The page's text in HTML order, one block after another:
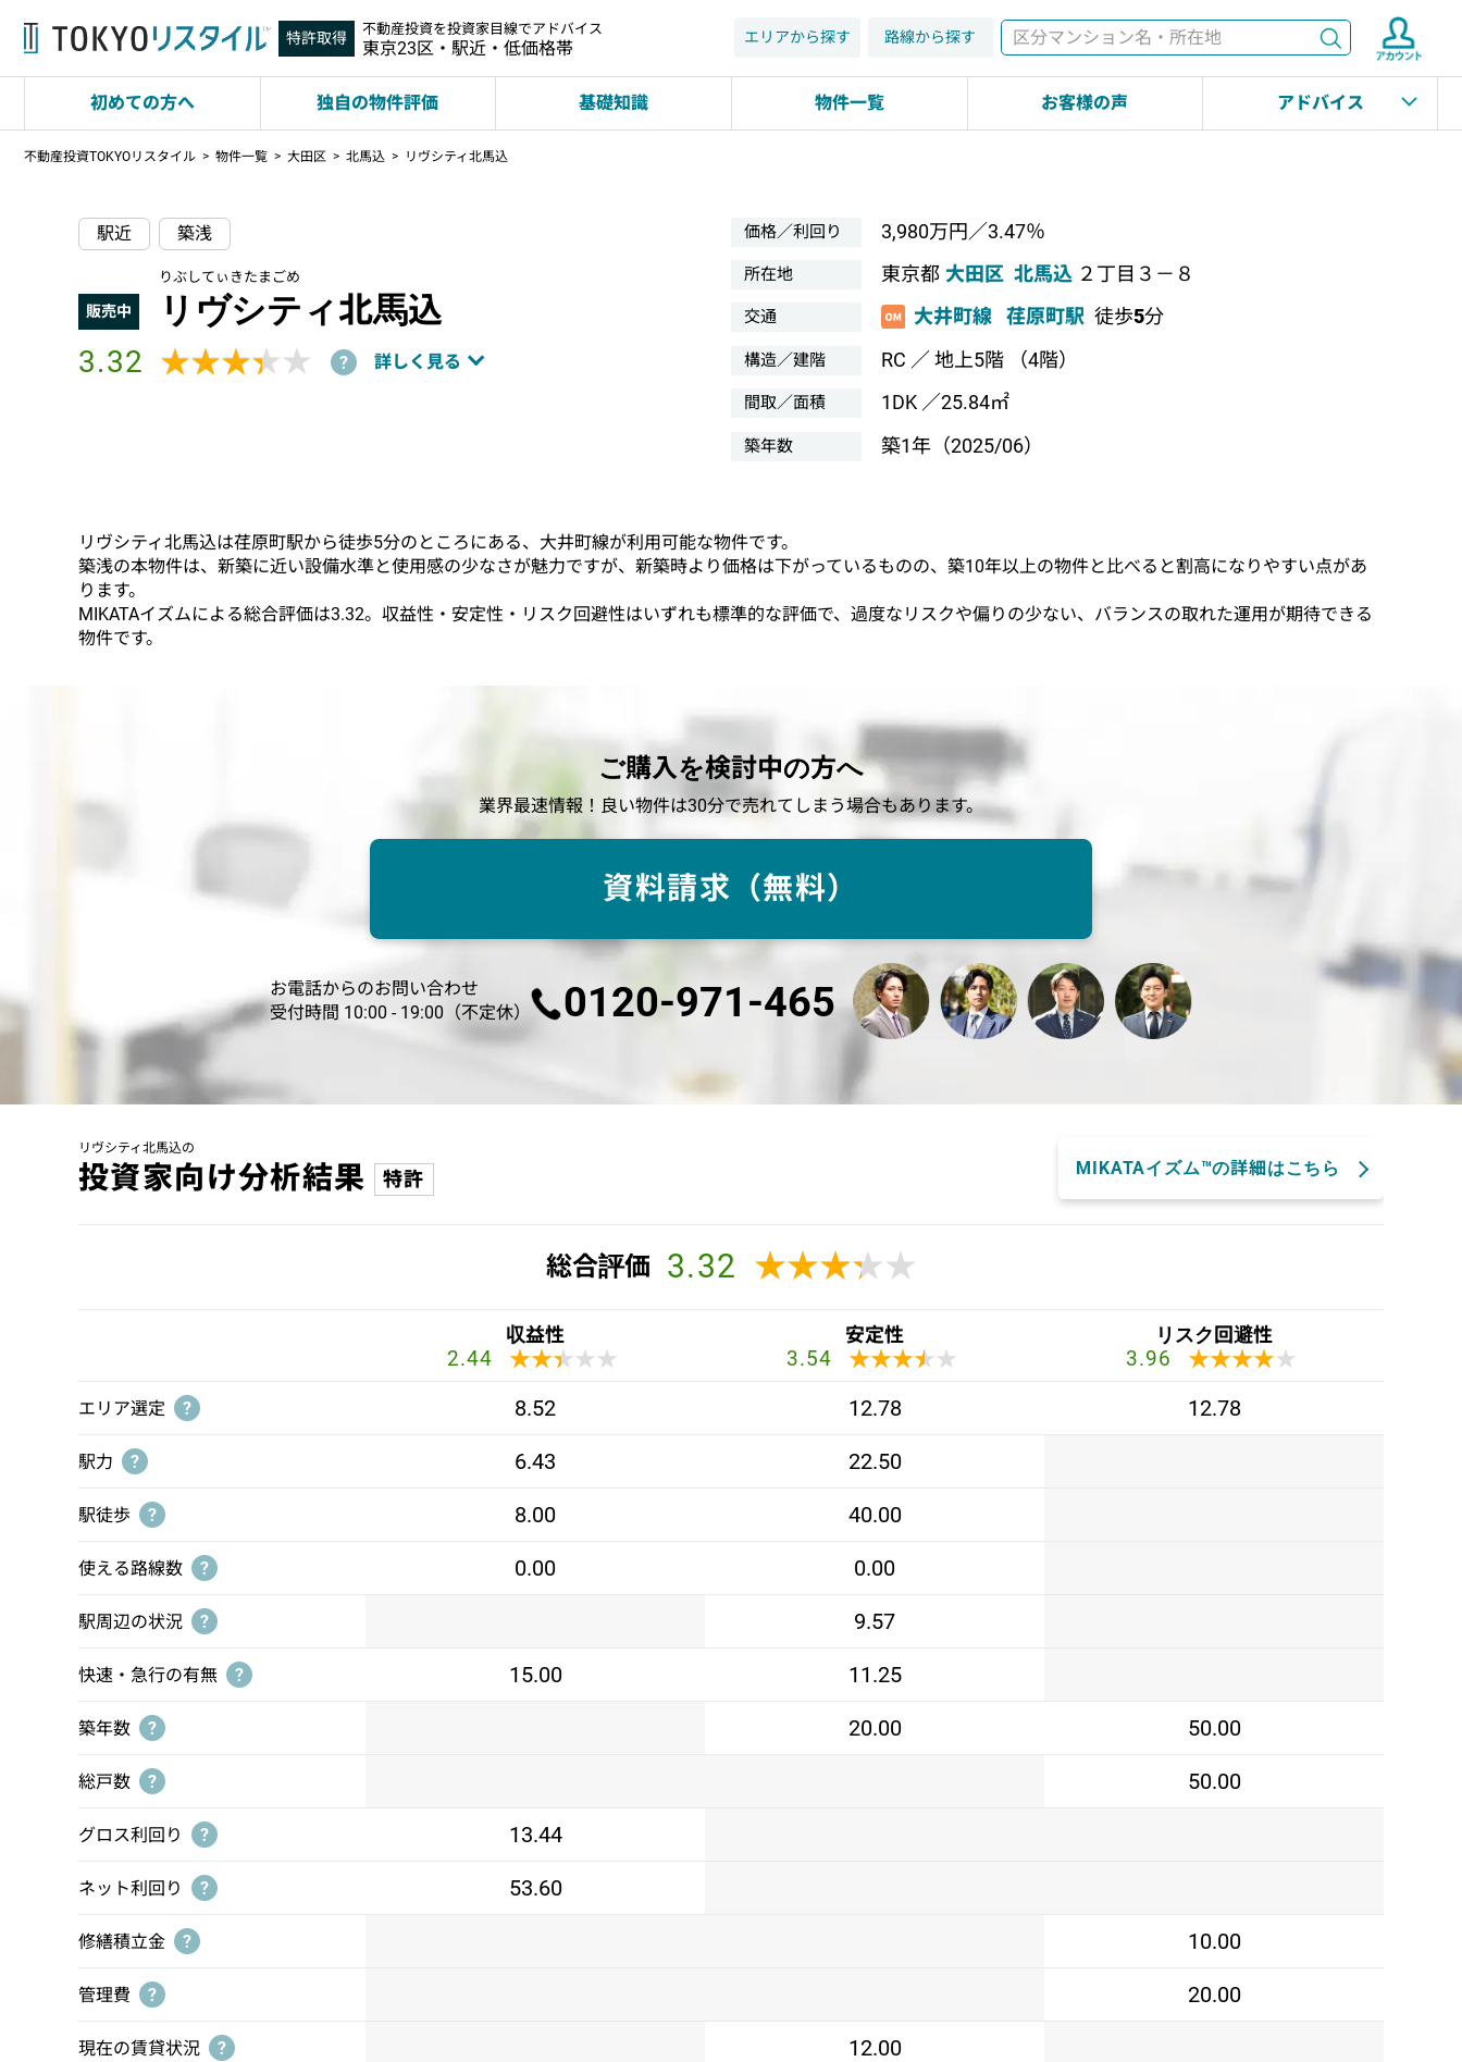
特許取得 不動産投資を投資家目線でアドバイス
東京23区・駅近・低価格帯
検索
エリアから探す 路線から探す
初めての方へ 独自の物件評価 基礎知識 物件一覧 お客様の声 アドバイス
不動産投資TOKYOリスタイル 物件一覧 大田区 北馬込 リヴシティ北馬込
駅近 築浅
販売中
りぶしてぃきたまごめ
リヴシティ北馬込
3.32 ★★★★★
★★★★★ ? 詳しく見る
価格／利回り 3,980万円／3.47％
所在地 東京都 大田区 北馬込 ２丁目３－８
交通 大井町線 荏原町駅 徒歩5分
構造／建階 RC ／ 地上5階 （4階）
間取／面積 1DK ／25.84㎡
築年数 築1年（2025/06）
リヴシティ北馬込は荏原町駅から徒歩5分のところにある、大井町線が利用可能な物件です。
築浅の本物件は、新築に近い設備水準と使用感の少なさが魅力ですが、新築時より価格は下がっているものの、築10年以上の物件と比べると割高になりやすい点があ
ります。
MIKATAイズムによる総合評価は3.32。収益性・安定性・リスク回避性はいずれも標準的な評価で、過度なリスクや偏りの少ない、バランスの取れた運用が期待できる
物件です。
ご購入を検討中の方へ
業界最速情報！良い物件は30分で売れてしまう場合もあります。
資料請求（無料）
お電話からのお問い合わせ
受付時間 10:00 - 19:00（不定休）
0120-971-465
リヴシティ北馬込の
投資家向け分析結果 特許 MIKATAイズム™の詳細はこちら
総合評価 3.32 ★★★★★
★★★★★
収益性
2.44 ★★★★★
★★★★★
安定性
3.54 ★★★★★
★★★★★
リスク回避性
3.96 ★★★★★
★★★★★
エリア選定 ? 8.52 12.78 12.78
駅力 ? 6.43 22.50
駅徒歩 ? 8.00 40.00
使える路線数 ? 0.00 0.00
駅周辺の状況 ? 9.57
快速・急行の有無 ? 15.00 11.25
築年数 ? 20.00 50.00
総戸数 ? 50.00
グロス利回り ? 13.44
ネット利回り ? 53.60
修繕積立金 ? 10.00
管理費 ? 20.00
現在の賃貸状況 ? 12.00